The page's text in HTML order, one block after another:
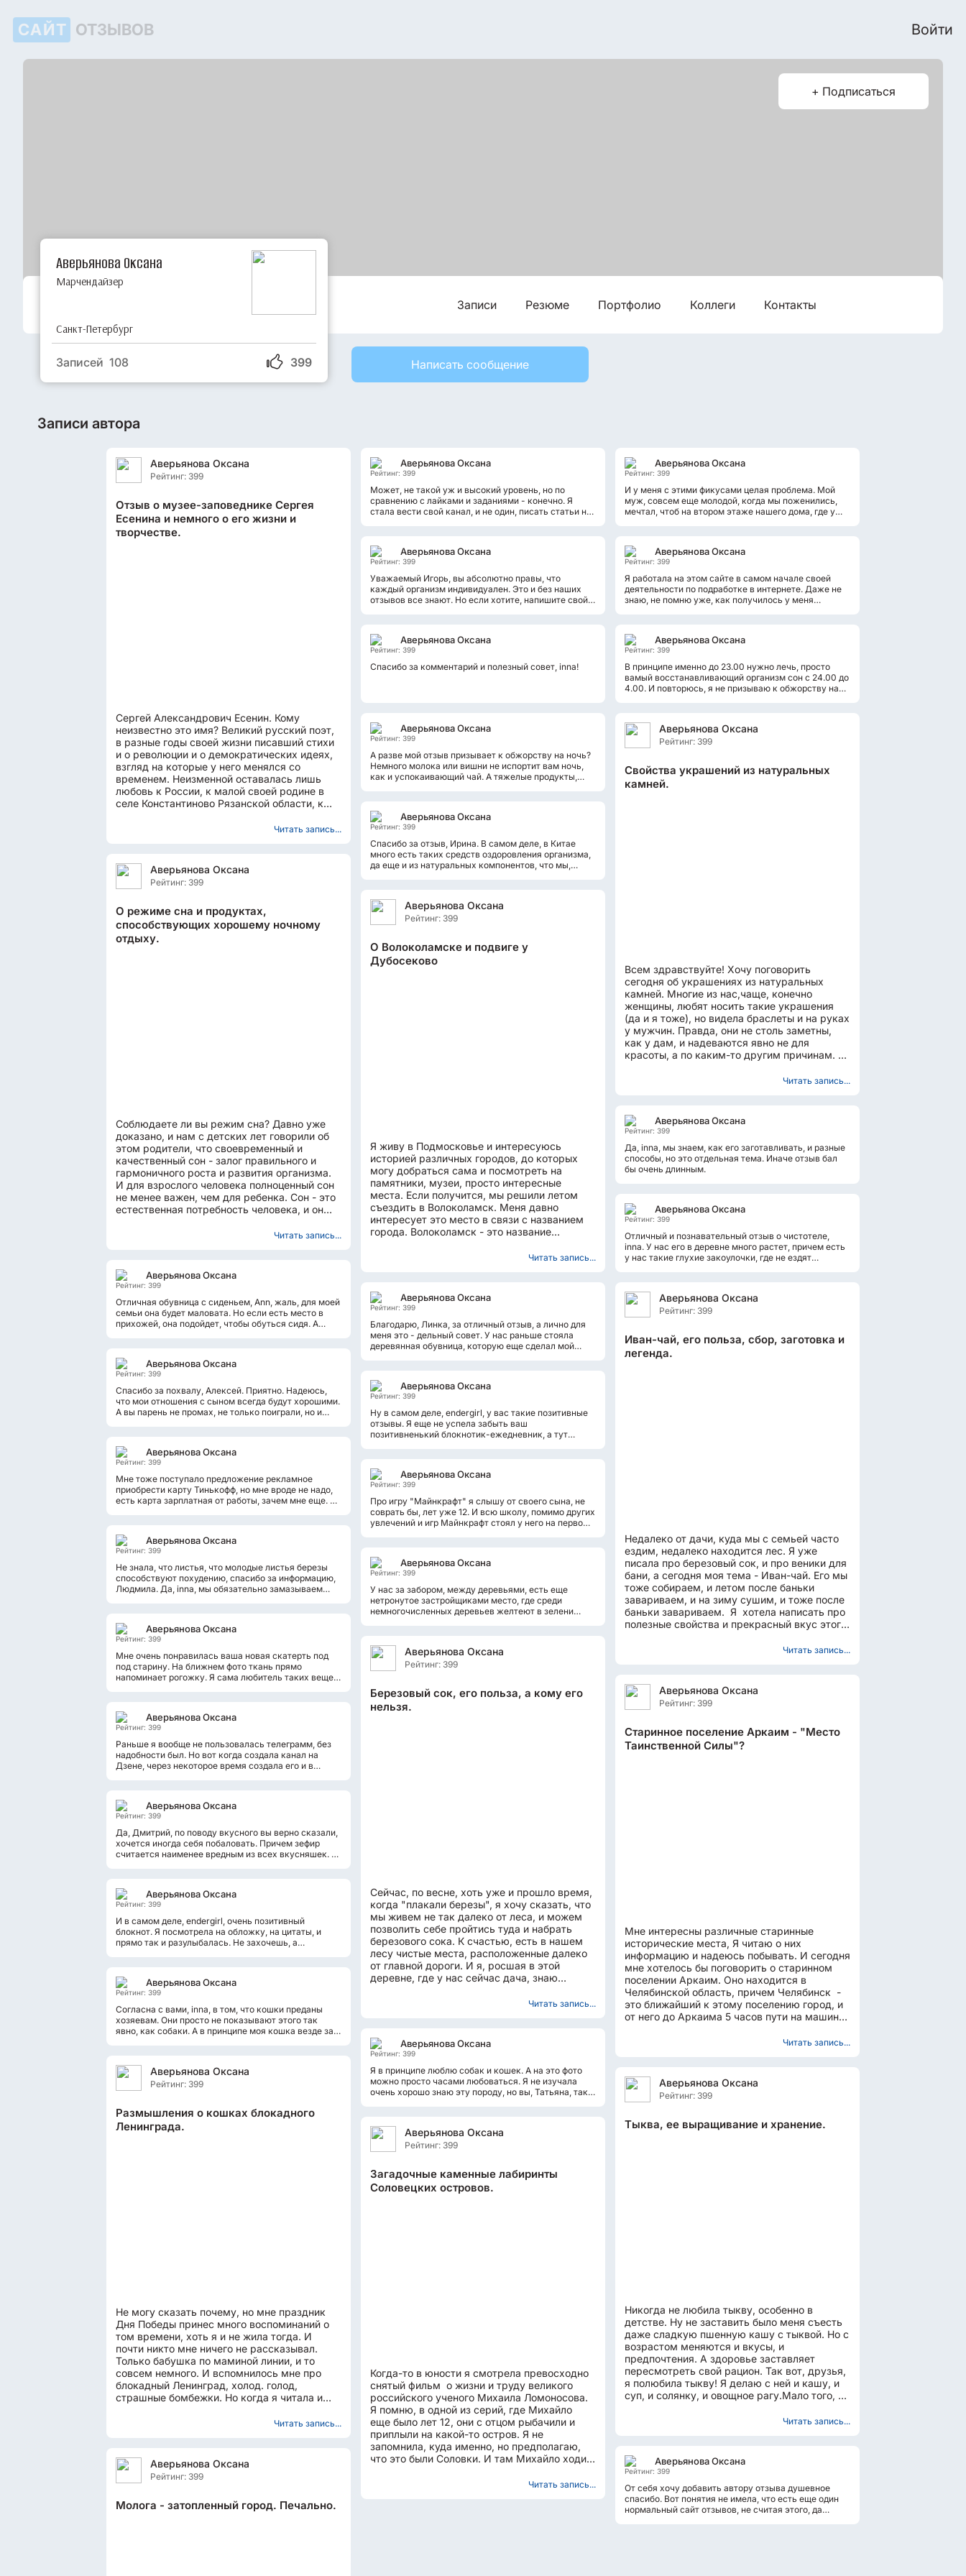
САЙТ ОТЗЫВОВ Войти
+ Подписаться
Аверьянова Оксана
Марчендайзер
Санкт-Петербург
399
Записей 108
Записи Резюме Портфолио Коллеги Контакты
Написать сообщение
Записи автора
Аверьянова Оксана
Рейтинг: 399
Отзыв о музее-заповеднике Сергея
Есенина и немного о его жизни и
творчестве.
Сергей Александрович Есенин. Кому
неизвестно это имя? Великий русский поэт,
в разные годы своей жизни писавший стихи
и о революции и о демократических идеях,
взгляд на которые у него менялся со
временем. Неизменной оставалась лишь
любовь к России, к малой своей родине в
селе Константиново Рязанской области, к
Читать запись...
Аверьянова Оксана
Рейтинг: 399
О режиме сна и продуктах,
способствующих хорошему ночному
отдыху.
Соблюдаете ли вы режим сна? Давно уже
доказано, и нам с детских лет говорили об
этом родители, что своевременный и
качественный сон - залог правильного и
гармоничного роста и развития организма.
И для взрослого человека полноценный сон
не менее важен, чем для ребенка. Сон - это
естественная потребность человека, и он
Читать запись...
Аверьянова Оксана
Рейтинг: 399
Отличная обувница с сиденьем, Ann, жаль, для моей
семьи она будет маловата. Но если есть место в
прихожей, она подойдет, чтобы обуться сидя. А
Аверьянова Оксана
Рейтинг: 399
Спасибо за похвалу, Алексей. Приятно. Надеюсь,
что мои отношения с сыном всегда будут хорошими.
А вы парень не промах, не только поиграли, но и
Аверьянова Оксана
Рейтинг: 399
Мне тоже поступало предложение рекламное
приобрести карту Тинькофф, но мне вроде не надо,
есть карта зарплатная от работы, зачем мне еще. Но
Аверьянова Оксана
Рейтинг: 399
Не знала, что листья, что молодые листья березы
способствуют похудению, спасибо за информацию,
Людмила. Да, inna, мы обязательно замазываем
Аверьянова Оксана
Рейтинг: 399
Мне очень понравилась ваша новая скатерть под
под старину. На ближнем фото ткань прямо
напоминает рогожку. Я сама любитель таких вещей.
Аверьянова Оксана
Рейтинг: 399
Раньше я вообще не пользовалась телеграмм, без
надобности был. Но вот когда создала канал на
Дзене, через некоторое время создала его и в
Аверьянова Оксана
Рейтинг: 399
Да, Дмитрий, по поводу вкусного вы верно сказали,
хочется иногда себя побаловать. Причем зефир
считается наименее вредным из всех вкусняшек. А
Аверьянова Оксана
Рейтинг: 399
И в самом деле, endergirl, очень позитивный
блокнот. Я посмотрела на обложку, на цитаты, и
прямо так и разулыбалась. Не захочешь, а
Аверьянова Оксана
Рейтинг: 399
Согласна с вами, inna, в том, что кошки преданы
хозяевам. Они просто не показывают этого так
явно, как собаки. А в принципе моя кошка везде за
Аверьянова Оксана
Рейтинг: 399
Размышления о кошках блокадного
Ленинграда.
Не могу сказать почему, но мне праздник
Дня Победы принес много воспоминаний о
том времени, хоть я и не жила тогда. И
почти никто мне ничего не рассказывал.
Только бабушка по маминой линии, и то
совсем немного. И вспомнилось мне про
блокадный Ленинград, холод. голод,
страшные бомбежки. Но когда я читала и
Читать запись...
Аверьянова Оксана
Рейтинг: 399
Молога - затопленный город. Печально.
Аверьянова Оксана
Рейтинг: 399
Может, не такой уж и высокий уровень, но по
сравнению с лайками и заданиями - конечно. Я
стала вести свой канал, и не один, писать статьи на
Аверьянова Оксана
Рейтинг: 399
Уважаемый Игорь, вы абсолютно правы, что
каждый организм индивидуален. Это и без наших
отзывов все знают. Но если хотите, напишите свой
Аверьянова Оксана
Рейтинг: 399
Спасибо за комментарий и полезный совет, inna!
Аверьянова Оксана
Рейтинг: 399
А разве мой отзыв призывает к обжорству на ночь?
Немного молока или вишни не испортит вам ночь,
как и успокаивающий чай. А тяжелые продукты,
Аверьянова Оксана
Рейтинг: 399
Спасибо за отзыв, Ирина. В самом деле, в Китае
много есть таких средств оздоровления организма,
да еще и из натуральных компонентов, что мы,
Аверьянова Оксана
Рейтинг: 399
О Волоколамске и подвиге у
Дубосеково
Я живу в Подмосковье и интересуюсь
историей различных городов, до которых
могу добраться сама и посмотреть на
памятники, музеи, просто интересные
места. Если получится, мы решили летом
съездить в Волоколамск. Меня давно
интересует это место в связи с названием
города. Волоколамск - это название
Читать запись...
Аверьянова Оксана
Рейтинг: 399
Благодарю, Линка, за отличный отзыв, а лично для
меня это - дельный совет. У нас раньше стояла
деревянная обувница, которую еще сделал мой
Аверьянова Оксана
Рейтинг: 399
Ну в самом деле, endergirl, у вас такие позитивные
отзывы. Я еще не успела забыть ваш
позитивненький блокнотик-ежедневник, а тут
Аверьянова Оксана
Рейтинг: 399
Про игру "Майнкрафт" я слышу от своего сына, не
соврать бы, лет уже 12. И всю школу, помимо других
увлечений и игр Майнкрафт стоял у него на первом
Аверьянова Оксана
Рейтинг: 399
У нас за забором, между деревьями, есть еще
нетронутое застройщиками место, где среди
немногочисленных деревьев желтеют в зелени
Аверьянова Оксана
Рейтинг: 399
Березовый сок, его польза, а кому его
нельзя.
Сейчас, по весне, хоть уже и прошло время,
когда "плакали березы", я хочу сказать, что
мы живем не так далеко от леса, и можем
позволить себе пройтись туда и набрать
березового сока. К счастью, есть в нашем
лесу чистые места, расположенные далеко
от главной дороги. И я, росшая в этой
деревне, где у нас сейчас дача, знаю
Читать запись...
Аверьянова Оксана
Рейтинг: 399
Я в принципе люблю собак и кошек. А на это фото
можно просто часами любоваться. Я не изучала
очень хорошо знаю эту породу, но вы, Татьяна, так
Аверьянова Оксана
Рейтинг: 399
Загадочные каменные лабиринты
Соловецких островов.
Когда-то в юности я смотрела превосходно
снятый фильм о жизни и труду великого
российского ученого Михаила Ломоносова.
Я помню, в одной из серий, где Михайло
еще было лет 12, они с отцом рыбачили и
приплыли на какой-то остров. Я не
запомнила, куда именно, но предполагаю,
что это были Соловки. И там Михайло ходил
Читать запись...
Аверьянова Оксана
Рейтинг: 399
И у меня с этими фикусами целая проблема. Мой
муж, совсем еще молодой, когда мы поженились,
мечтал, чтоб на втором этаже нашего дома, где у
Аверьянова Оксана
Рейтинг: 399
Я работала на этом сайте в самом начале своей
деятельности по подработке в интернете. Даже не
знаю, не помню уже, как получилось у меня
Аверьянова Оксана
Рейтинг: 399
В принципе именно до 23.00 нужно лечь, просто
вамый восстанавливающий организм сон с 24.00 до
4.00. И повторюсь, я не призываю к обжорству на
Аверьянова Оксана
Рейтинг: 399
Свойства украшений из натуральных
камней.
Всем здравствуйте! Хочу поговорить
сегодня об украшениях из натуральных
камней. Многие из нас,чаще, конечно
женщины, любят носить такие украшения
(да и я тоже), но видела браслеты и на руках
у мужчин. Правда, они не столь заметны,
как у дам, и надеваются явно не для
красоты, а по каким-то другим причинам. Я
Читать запись...
Аверьянова Оксана
Рейтинг: 399
Да, inna, мы знаем, как его заготавливать, и разные
способы, но это отдельная тема. Иначе отзыв бал
бы очень длинным.
Аверьянова Оксана
Рейтинг: 399
Отличный и познавательный отзыв о чистотеле,
inna. У нас его в деревне много растет, причем есть
у нас такие глухие закоулочки, где не ездят
Аверьянова Оксана
Рейтинг: 399
Иван-чай, его польза, сбор, заготовка и
легенда.
Недалеко от дачи, куда мы с семьей часто
ездим, недалеко находится лес. Я уже
писала про березовый сок, и про веники для
бани, а сегодня моя тема - Иван-чай. Его мы
тоже собираем, и летом после баньки
завариваем, и на зиму сушим, и тоже после
баньки завариваем. Я хотела написать про
полезные свойства и прекрасный вкус этого
Читать запись...
Аверьянова Оксана
Рейтинг: 399
Старинное поселение Аркаим - "Место
Таинственной Силы"?
Мне интересны различные старинные
исторические места, Я читаю о них
информацию и надеюсь побывать. И сегодня
мне хотелось бы поговорить о старинном
поселении Аркаим. Оно находится в
Челябинской область, причем Челябинск -
это ближайший к этому поселению город, и
от него до Аркаима 5 часов пути на машине.
Читать запись...
Аверьянова Оксана
Рейтинг: 399
Тыква, ее выращивание и хранение.
Никогда не любила тыкву, особенно в
детстве. Ну не заставить было меня съесть
даже сладкую пшенную кашу с тыквой. Но с
возрастом меняются и вкусы, и
предпочтения. А здоровье заставляет
пересмотреть свой рацион. Так вот, друзья,
я полюбила тыкву! Я делаю с ней и кашу, и
суп, и солянку, и овощное рагу.Мало того, я,
Читать запись...
Аверьянова Оксана
Рейтинг: 399
От себя хочу добавить автору отзыва душевное
спасибо. Вот понятия не имела, что есть еще один
нормальный сайт отзывов, не считая этого, да